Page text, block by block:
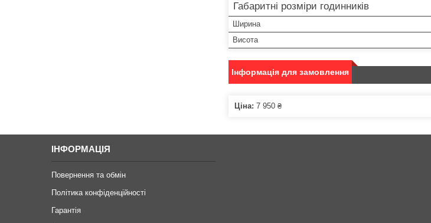
Габаритні розміри годинників
Ширина
Висота
Інформація для замовлення
Ціна: 7 950 ₴
ІНФОРМАЦІЯ
Повернення та обмін
Політика конфіденційності
Гарантія